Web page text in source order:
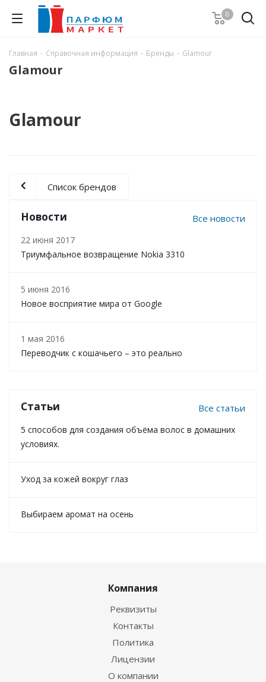
0
Главная - Справочная информация - Бренды - Glamour
Glamour
Glamour
Список брендов
Новости Все новости
22 июня 2017
Триумфальное возвращение Nokia 3310
5 июня 2016
Новое восприятие мира от Google
1 мая 2016
Переводчик с кошачьего – это реально
Статьи Все статьи
5 способов для создания объёма волос в домашних
условиях.
Уход за кожей вокруг глаз
Выбираем аромат на осень
Компания
Реквизиты
Контакты
Политика
Лицензии
О компании